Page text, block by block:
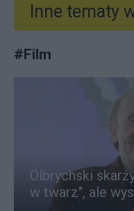
Inne tematy
#Film
Olbrychski
w twarz", ale